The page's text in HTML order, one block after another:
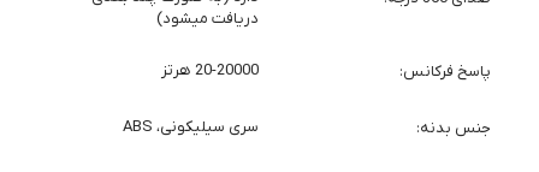
دریافت میشود)
پاسخ فرکانس 20-20000 هرتز
جنس بدنه سری سیلیکونی، ABS